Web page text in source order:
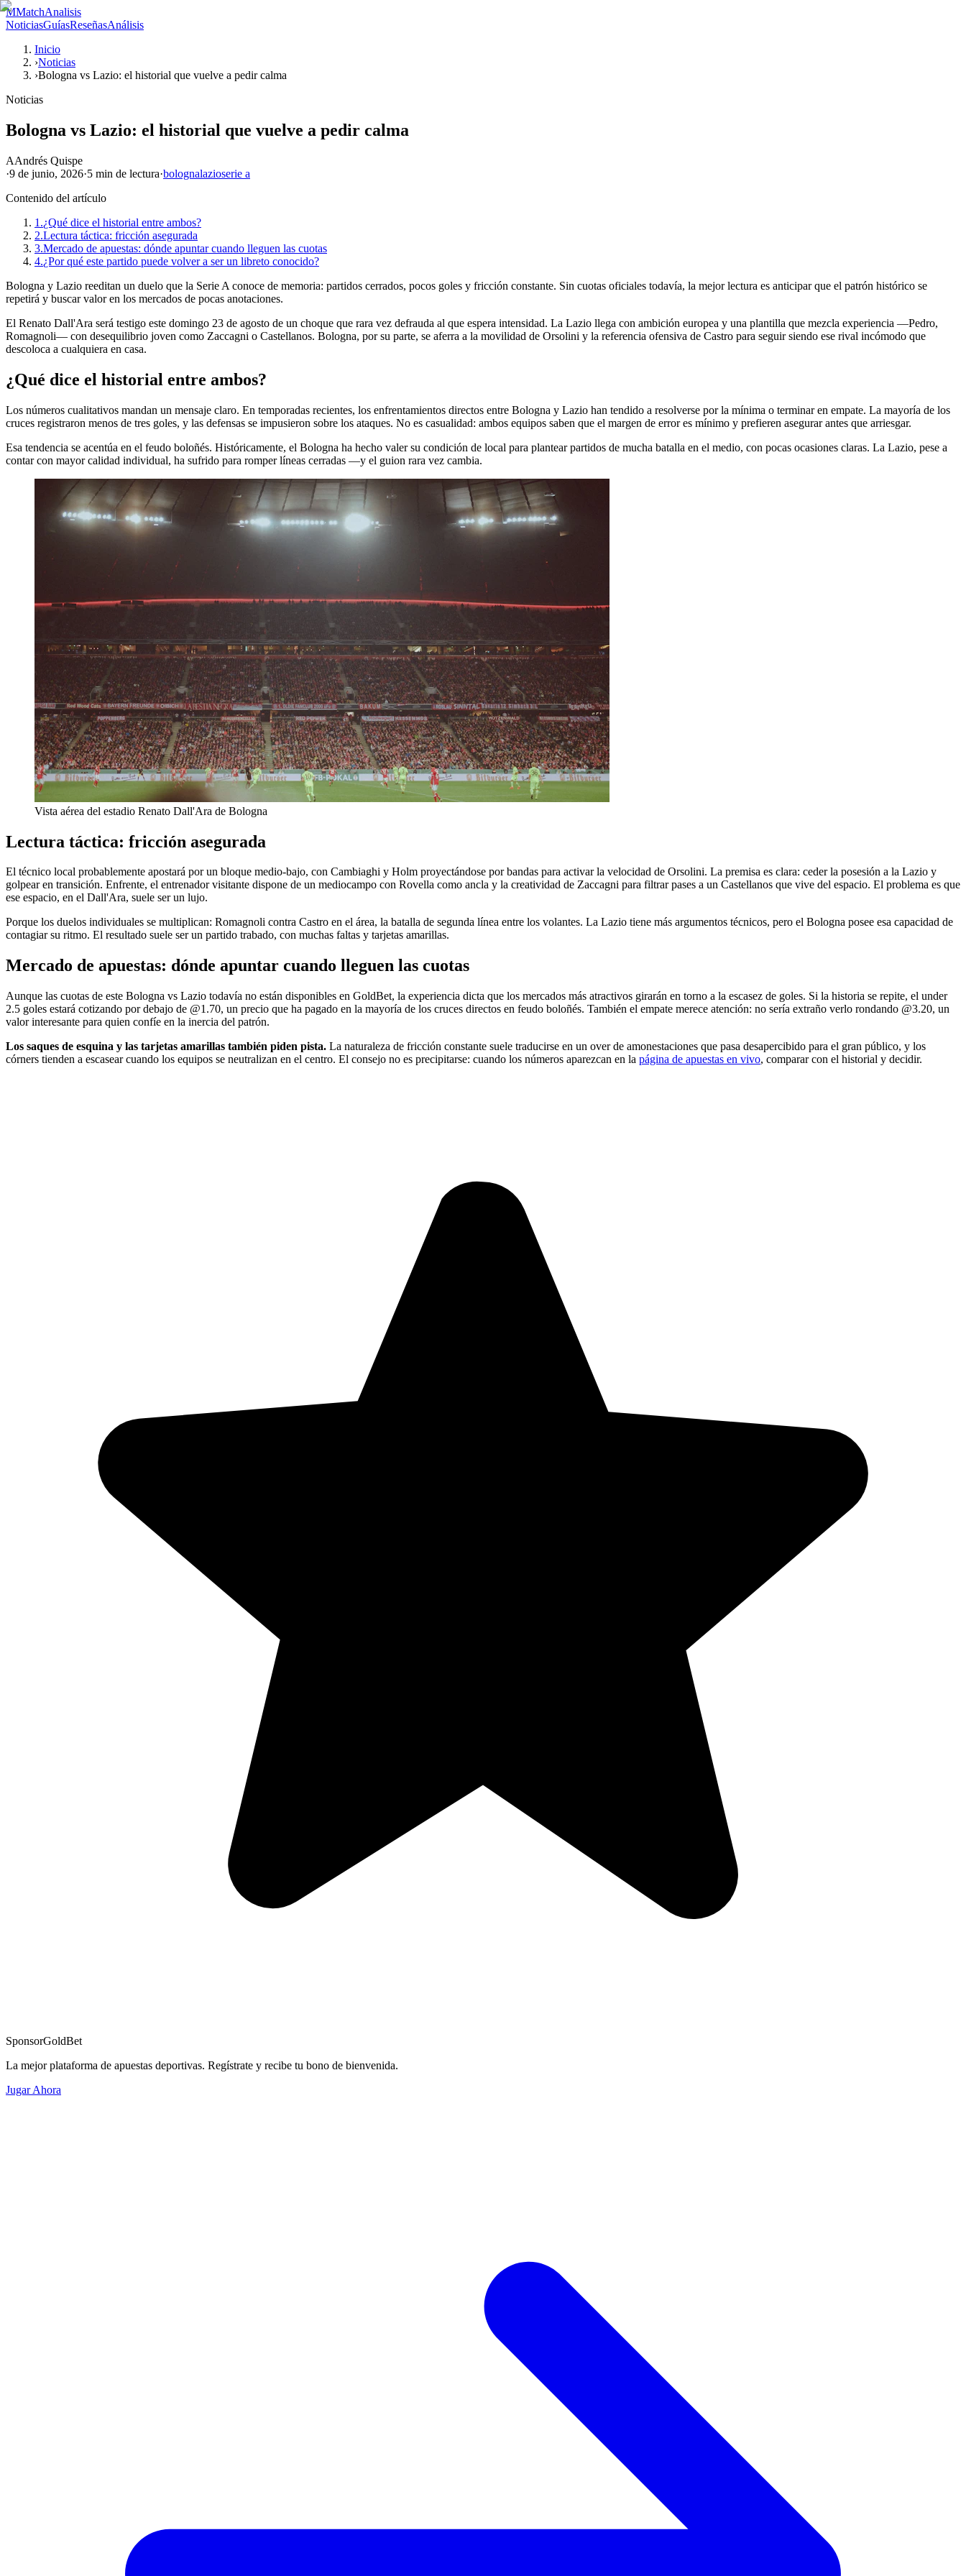
MMatchAnalisis
NoticiasGuíasReseñasAnálisis
Inicio
›Noticias
›Bologna vs Lazio: el historial que vuelve a pedir calma
Noticias
Bologna vs Lazio: el historial que vuelve a pedir calma
AAndrés Quispe
·9 de junio, 2026·5 min de lectura·bolognalazioserie a
Contenido del artículo
1.¿Qué dice el historial entre ambos?
2.Lectura táctica: fricción asegurada
3.Mercado de apuestas: dónde apuntar cuando lleguen las cuotas
4.¿Por qué este partido puede volver a ser un libreto conocido?
Bologna y Lazio reeditan un duelo que la Serie A conoce de memoria: partidos cerrados, pocos goles y fricción constante. Sin cuotas oficiales todavía, la mejor lectura es anticipar que el patrón histórico se
repetirá y buscar valor en los mercados de pocas anotaciones.
El Renato Dall'Ara será testigo este domingo 23 de agosto de un choque que rara vez defrauda al que espera intensidad. La Lazio llega con ambición europea y una plantilla que mezcla experiencia —Pedro,
Romagnoli— con desequilibrio joven como Zaccagni o Castellanos. Bologna, por su parte, se aferra a la movilidad de Orsolini y la referencia ofensiva de Castro para seguir siendo ese rival incómodo que
descoloca a cualquiera en casa.
¿Qué dice el historial entre ambos?
Los números cualitativos mandan un mensaje claro. En temporadas recientes, los enfrentamientos directos entre Bologna y Lazio han tendido a resolverse por la mínima o terminar en empate. La mayoría de los
cruces registraron menos de tres goles, y las defensas se impusieron sobre los ataques. No es casualidad: ambos equipos saben que el margen de error es mínimo y prefieren asegurar antes que arriesgar.
Esa tendencia se acentúa en el feudo boloñés. Históricamente, el Bologna ha hecho valer su condición de local para plantear partidos de mucha batalla en el medio, con pocas ocasiones claras. La Lazio, pese a
contar con mayor calidad individual, ha sufrido para romper líneas cerradas —y el guion rara vez cambia.
Vista aérea del estadio Renato Dall'Ara de Bologna
Lectura táctica: fricción asegurada
El técnico local probablemente apostará por un bloque medio-bajo, con Cambiaghi y Holm proyectándose por bandas para activar la velocidad de Orsolini. La premisa es clara: ceder la posesión a la Lazio y
golpear en transición. Enfrente, el entrenador visitante dispone de un mediocampo con Rovella como ancla y la creatividad de Zaccagni para filtrar pases a un Castellanos que vive del espacio. El problema es que
ese espacio, en el Dall'Ara, suele ser un lujo.
Porque los duelos individuales se multiplican: Romagnoli contra Castro en el área, la batalla de segunda línea entre los volantes. La Lazio tiene más argumentos técnicos, pero el Bologna posee esa capacidad de
contagiar su ritmo. El resultado suele ser un partido trabado, con muchas faltas y tarjetas amarillas.
Mercado de apuestas: dónde apuntar cuando lleguen las cuotas
Aunque las cuotas de este Bologna vs Lazio todavía no están disponibles en GoldBet, la experiencia dicta que los mercados más atractivos girarán en torno a la escasez de goles. Si la historia se repite, el under
2.5 goles estará cotizando por debajo de @1.70, un precio que ha pagado en la mayoría de los cruces directos en feudo boloñés. También el empate merece atención: no sería extraño verlo rondando @3.20, un
valor interesante para quien confíe en la inercia del patrón.
Los saques de esquina y las tarjetas amarillas también piden pista. La naturaleza de fricción constante suele traducirse en un over de amonestaciones que pasa desapercibido para el gran público, y los
córners tienden a escasear cuando los equipos se neutralizan en el centro. El consejo no es precipitarse: cuando los números aparezcan en la página de apuestas en vivo, comparar con el historial y decidir.
SponsorGoldBet
La mejor plataforma de apuestas deportivas. Regístrate y recibe tu bono de bienvenida.
Jugar Ahora